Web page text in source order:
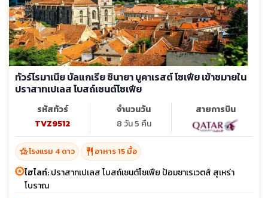
ทัวร์โรมาเนีย บัลแกเรีย ซินายา บูคาเรสต์ โซเฟีย เข้าชมายใน
ปราสาทเปเลส โบสถ์เซนต์โซเฟีย
รหัสทัวร์
TVZ9512
จำนวนวัน
8 วัน 5 คืน
สายการบิน
hotel_classโรงแรม 4 ดาว restaurant อาหาร 15 มื้อ
ไฮไลท์:ปราสาทเปเลส โบสถ์เซนต์โซเฟีย ป้อมซาเรเวตส์ สุเหร่า
โบราณ